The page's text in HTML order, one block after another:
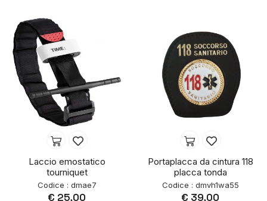
Laccio emostatico
tourniquet
Codice : dmae7
€ 25,00
Portaplacca da cintura 118
placca tonda
Codice : dmvh1wa55
€ 39,00